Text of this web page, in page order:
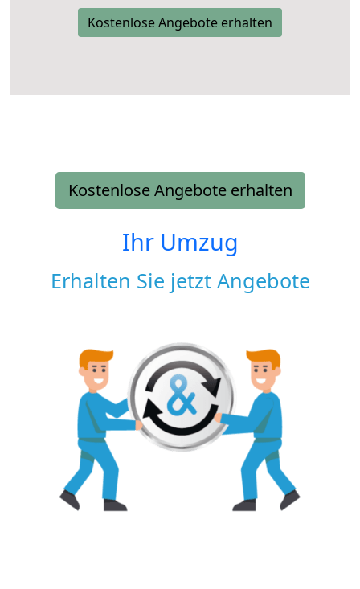
Kostenlose Angebote erhalten
Kostenlose Angebote erhalten
Ihr Umzug
Erhalten Sie jetzt Angebote